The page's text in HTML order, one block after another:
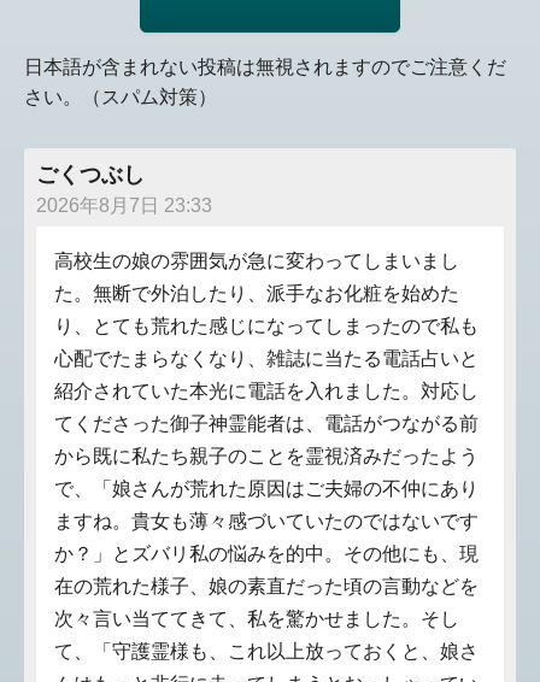
日本語が含まれない投稿は無視されますのでご注意くだ
さい。（スパム対策）
ごくつぶし
2026年8月7日 23:33
高校生の娘の雰囲気が急に変わってしまいまし
た。無断で外泊したり、派手なお化粧を始めた
り、とても荒れた感じになってしまったので私も
心配でたまらなくなり、雑誌に当たる電話占いと
紹介されていた本光に電話を入れました。対応し
てくださった御子神霊能者は、電話がつながる前
から既に私たち親子のことを霊視済みだったよう
で、「娘さんが荒れた原因はご夫婦の不仲にあり
ますね。貴女も薄々感づいていたのではないです
か？」とズバリ私の悩みを的中。その他にも、現
在の荒れた様子、娘の素直だった頃の言動などを
次々言い当ててきて、私を驚かせました。そし
て、「守護霊様も、これ以上放っておくと、娘さ